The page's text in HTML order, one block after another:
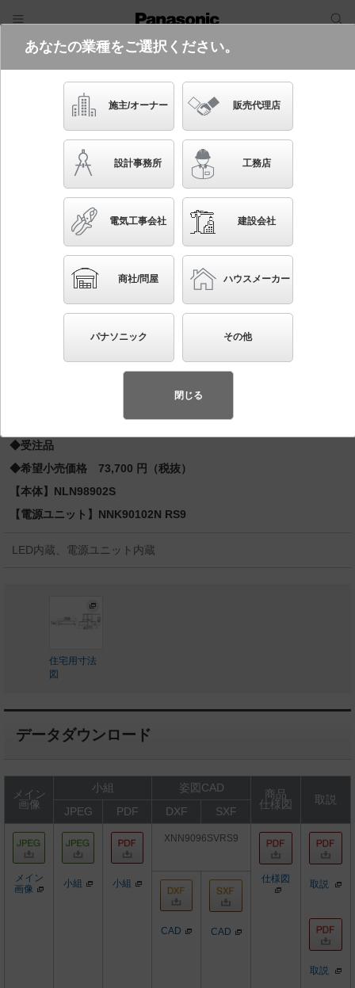
電気・建築設備（ビジネス）
フリーワード
品番・キーワード
かんたん照度計算
XNN9096SV RS9
天井埋込型 LED（温白色） ダウンライト ビーム角
45度・広角タイプ・光源遮光角15度 調光タイプ（ライ
コン別売）／埋込穴φ250 LiBecoM（リベコム） セラ
メタ150形1灯器具相当 LED 1000形
（先端技術や優れたデザイン性を持ち合わせ、快
◆受注品
◆希望小売価格 73,700 円（税抜）
【本体】NLN98902S
【電源ユニット】NNK90102N RS9
LED内蔵、電源ユニット内蔵
住宅用寸法
図
データダウンロード
メイン
画像
小組 姿図CAD
商品
仕様図
取説
JPEG
PDF DXF SXF
メイン
画像
小組 小組
XNN9096SVRS9
仕様図 取説
取説
CAD CAD
あなたの業種をご選択ください。
施主/オーナー 販売代理店
設計事務所 工務店
電気工事会社 建設会社
商社/問屋 ハウスメーカー
パナソニック その他
閉じる